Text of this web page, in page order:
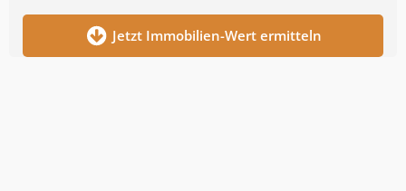
Jetzt Immobilien-Wert ermitteln